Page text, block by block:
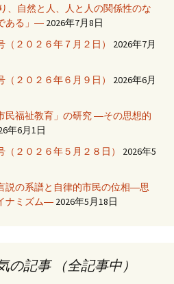
、自然と人、人と人の関係性のな
ある」― 2026年7月8日
２０２６年７月２日）
2026年7月
２０２６年６月９日）
2026年6月
福祉教育」の研究 ―その思想的
年6月1日
２０２６年５月２８日）
2026年5
の系譜と自律的市民の位相―思
ナミズム― 2026年5月18日
の記事 （全記事中）